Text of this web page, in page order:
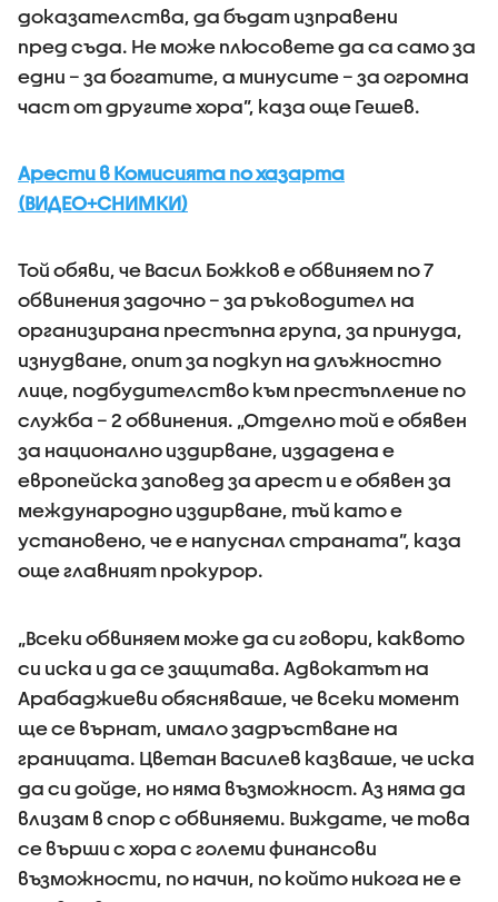
доказателства, да бъдат изправени
пред съда. Не може плюсовете да са само за
едни – за богатите, а минусите – за огромна
част от другите хора”, каза още Гешев.
Арести в Комисията по хазарта
(ВИДЕО+СНИМКИ)
Той обяви, че Васил Божков е обвиняем по 7
обвинения задочно – за ръководител на
организирана престъпна група, за принуда,
изнудване, опит за подкуп на длъжностно
лице, подбудителство към престъпление по
служба – 2 обвинения. „Отделно той е обявен
за национално издирване, издадена е
европейска заповед за арест и е обявен за
международно издирване, тъй като е
установено, че е напуснал страната”, каза
още главният прокурор.
„Всеки обвиняем може да си говори, каквото
си иска и да се защитава. Адвокатът на
Арабаджиеви обясняваше, че всеки момент
ще се върнат, имало задръстване на
границата. Цветан Василев казваше, че иска
да си дойде, но няма възможност. Аз няма да
влизам в спор с обвиняеми. Виждате, че това
се върши с хора с големи финансови
възможности, по начин, по който никога не е